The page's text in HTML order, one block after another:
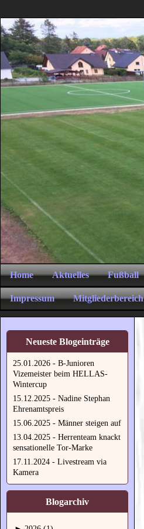
Home Aktuelles Fußball
Impressum Mitgliederbereich
Neueste Blogeinträge
25.01.2026 - B-Junioren
Vizemeister beim HELLAS-
Wintercup
15.12.2025 - Nadine Stephan
Ehrenamtspreis
15.06.2025 - Männer steigen auf
13.04.2025 - Herrenteam knackt
sensationelle Tor-Marke
17.11.2024 - Livestream via
Kamera
Blogarchiv